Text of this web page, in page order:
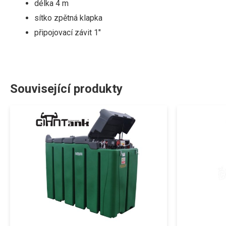
délka 4 m
sítko zpětná klapka
připojovací závit 1″
Související produkty